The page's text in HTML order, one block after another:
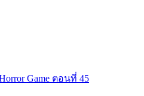
Game ตอนที่ 45